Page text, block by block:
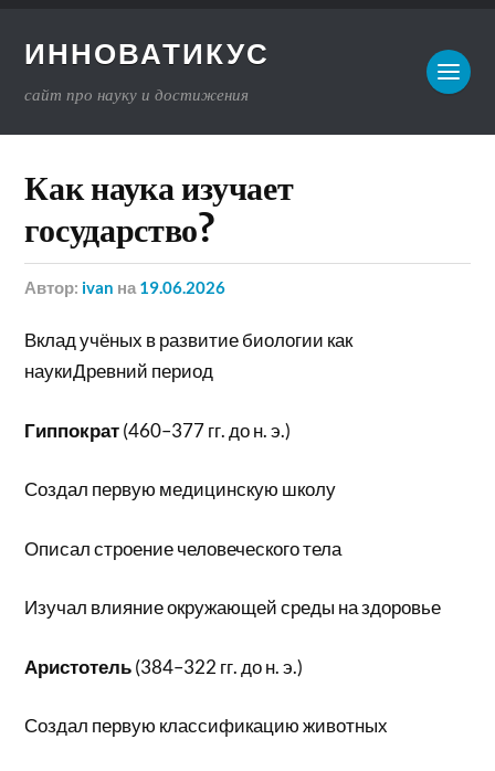
ИННОВАТИКУС
сайт про науку и достижения
Как наука изучает
государство?
Автор: ivan на 19.06.2026
Вклад учёных в развитие биологии как
наукиДревний период
Гиппократ(460–377 гг. до н. э.)
Создал первую медицинскую школу
Описал строение человеческого тела
Изучал влияние окружающей среды на здоровье
Аристотель(384–322 гг. до н. э.)
Создал первую классификацию животных